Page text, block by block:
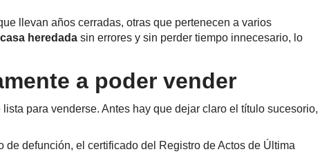
llevan años cerradas, otras que pertenecen a varios
casa heredada sin errores y sin perder tiempo innecesario, lo
a poder vender
para venderse. Antes hay que dejar claro el título sucesorio,
defunción, el certificado del Registro de Actos de Última